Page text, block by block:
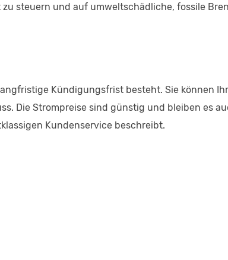
steuern und auf umweltschädliche, fossile
Kündigungsfrist besteht. Sie können
Die Strompreise sind günstig und bleiben es
Kundenservice beschreibt.